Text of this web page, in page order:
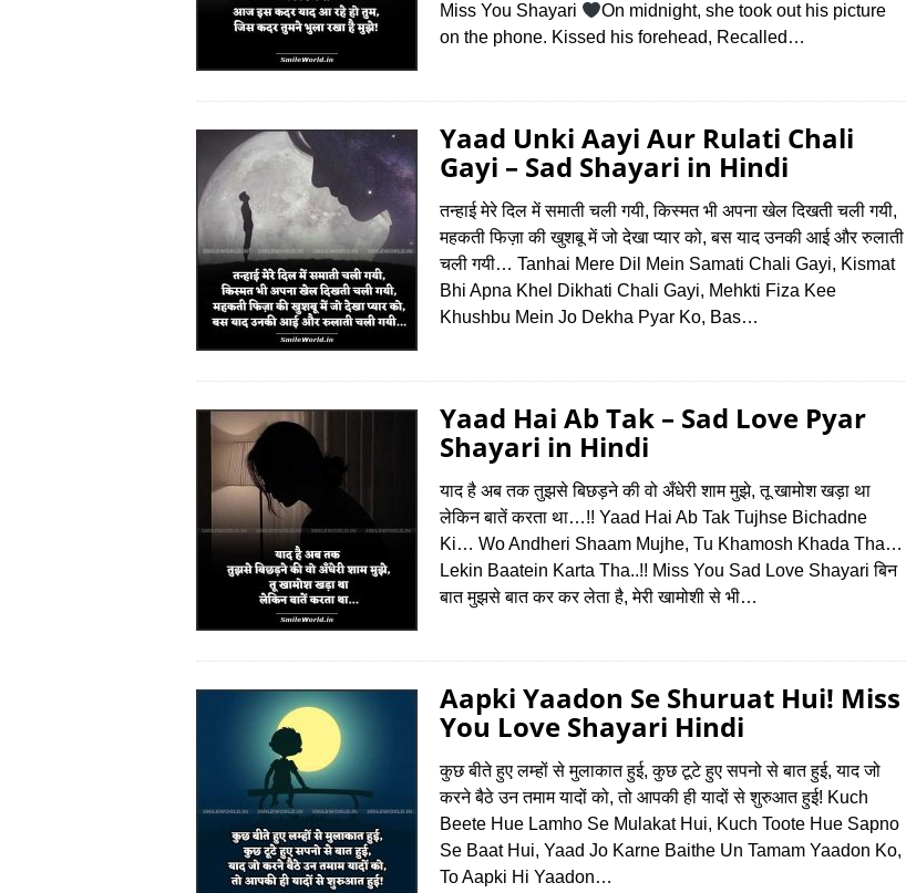
Miss You Shayari
On midnight, she took out his picture
on the phone. Kissed his forehead, Recalled…
Yaad Unki Aayi Aur Rulati Chali
Gayi – Sad Shayari in Hindi
तन्हाई मेरे दिल में समाती चली गयी, किस्मत भी अपना खेल दिखती चली गयी,
महकती फिज़ा की खुशबू में जो देखा प्यार को, बस याद उनकी आई और रुलाती
चली गयी… Tanhai Mere Dil Mein Samati Chali Gayi, Kismat
Bhi Apna Khel Dikhati Chali Gayi, Mehkti Fiza Kee
Khushbu Mein Jo Dekha Pyar Ko, Bas…
Yaad Hai Ab Tak – Sad Love Pyar
Shayari in Hindi
याद है अब तक तुझसे बिछड़ने की वो अँधेरी शाम मुझे, तू खामोश खड़ा था
लेकिन बातें करता था…!! Yaad Hai Ab Tak Tujhse Bichadne
Ki… Wo Andheri Shaam Mujhe, Tu Khamosh Khada Tha…
Lekin Baatein Karta Tha..!! Miss You Sad Love Shayari बिन
बात मुझसे बात कर कर लेता है, मेरी खामोशी से भी…
Aapki Yaadon Se Shuruat Hui! Miss
You Love Shayari Hindi
कुछ बीते हुए लम्हों से मुलाकात हुई, कुछ टूटे हुए सपनो से बात हुई, याद जो
करने बैठे उन तमाम यादों को, तो आपकी ही यादों से शुरुआत हुई! Kuch
Beete Hue Lamho Se Mulakat Hui, Kuch Toote Hue Sapno
Se Baat Hui, Yaad Jo Karne Baithe Un Tamam Yaadon Ko,
To Aapki Hi Yaadon…